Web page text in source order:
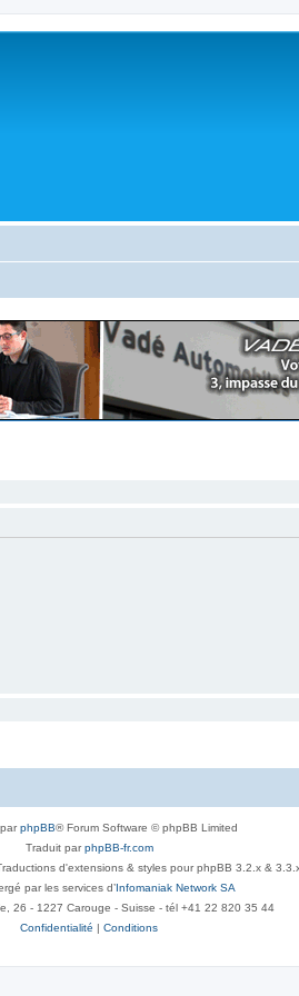
phpBB® Forum Software © phpBB Limited
Traduit parphpBB-fr.com
d'extensions & styles pour phpBB 3.2.x &
par les services d’Infomaniak Network SA
26 - 1227 Carouge - Suisse - tél +41 22 820 35 44
Confidentialité | Conditions